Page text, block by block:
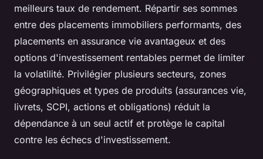
meilleurs taux de rendement. Répartir ses sommes
entre des placements immobiliers performants, des
placements en assurance vie avantageux et des
options d'investissement rentables permet de limiter
la volatilité. Privilégier plusieurs secteurs, zones
géographiques et types de produits (assurances vie,
livrets, SCPI, actions et obligations) réduit la
dépendance à un seul actif et protège le capital
contre les échecs d'investissement.